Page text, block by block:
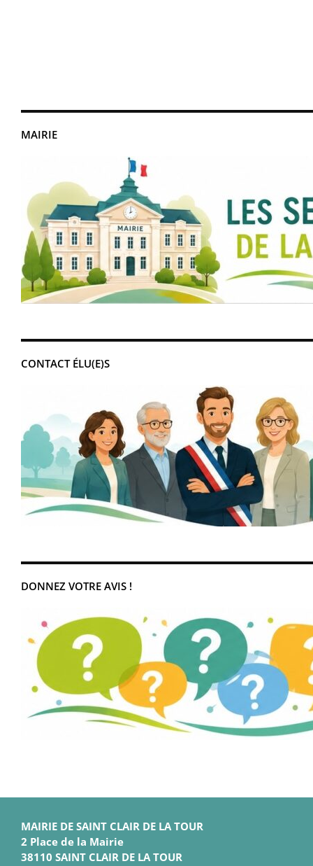
MAIRIE
CONTACT ÉLU(E)S
DONNEZ VOTRE AVIS !
MAIRIE DE SAINT CLAIR DE LA TOUR
2 Place de la Mairie
38110 SAINT CLAIR DE LA TOUR